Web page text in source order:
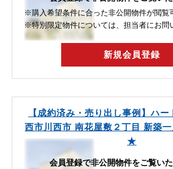
※購入希望条件に合った非公開物件が閲覧
※特別限定物件については、担当者にお問
新規会員登録
【成約済み・売り出し事例】ハー
西市川西市 南花屋敷２丁目 新築
★
会員登録で非公開物件をご覧い